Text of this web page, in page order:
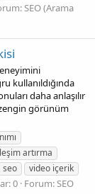
SEO (Arama
kullanıldığında
daha anlaşılır
görünüm
artırma
seo
video içerik
0 Forum:SEO